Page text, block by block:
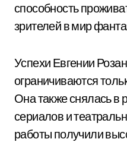
способность
зрителей в мир
Успехи Евгении
ограничиваются
Она также снялась в
сериалов и
работы получили